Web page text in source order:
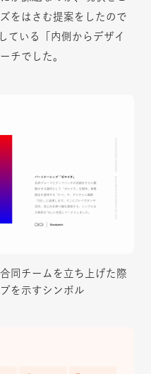
をはさむ提案をしたので
ている「内側からデザイ
チでした。
同チームを立ち上げた際
を示すシンボル